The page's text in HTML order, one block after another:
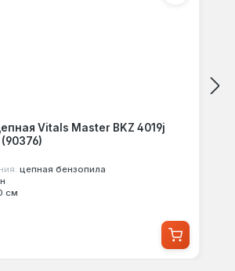
Vitals Master BKZ 4019j
цепная бензопила
см